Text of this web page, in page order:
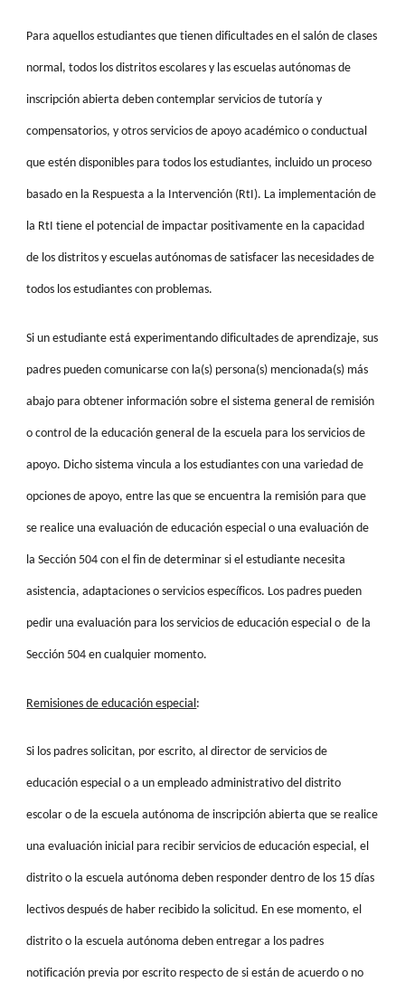
Para aquellos estudiantes que tienen dificultades en el salón de clases
normal, todos los distritos escolares y las escuelas autónomas de
inscripción abierta deben contemplar servicios de tutoría y
compensatorios, y otros servicios de apoyo académico o conductual
que estén disponibles para todos los estudiantes, incluido un proceso
basado en la Respuesta a la Intervención (RtI). La implementación de
la RtI tiene el potencial de impactar positivamente en la capacidad
de los distritos y escuelas autónomas de satisfacer las necesidades de
todos los estudiantes con problemas.
Si un estudiante está experimentando dificultades de aprendizaje, sus
padres pueden comunicarse con la(s) persona(s) mencionada(s) más
abajo para obtener información sobre el sistema general de remisión
o control de la educación general de la escuela para los servicios de
apoyo. Dicho sistema vincula a los estudiantes con una variedad de
opciones de apoyo, entre las que se encuentra la remisión para que
se realice una evaluación de educación especial o una evaluación de
la Sección 504 con el fin de determinar si el estudiante necesita
asistencia, adaptaciones o servicios específicos. Los padres pueden
pedir una evaluación para los servicios de educación especial o de la
Sección 504 en cualquier momento.
Remisiones de educación especial :
Si los padres solicitan, por escrito, al director de servicios de
educación especial o a un empleado administrativo del distrito
escolar o de la escuela autónoma de inscripción abierta que se realice
una evaluación inicial para recibir servicios de educación especial, el
distrito o la escuela autónoma deben responder dentro de los 15 días
lectivos después de haber recibido la solicitud. En ese momento, el
distrito o la escuela autónoma deben entregar a los padres
notificación previa por escrito respecto de si están de acuerdo o no